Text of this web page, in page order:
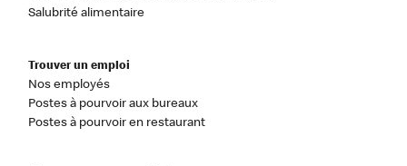
Salubrité alimentaire
Trouver un emploi
Nos employés
Postes à pourvoir aux bureaux
Postes à pourvoir en restaurant